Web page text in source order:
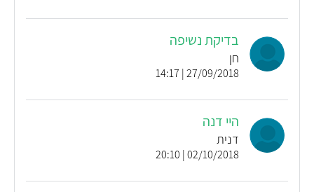
בדיקת נשיפה
חן
27/09/2018 | 14:17
היי דנה
דנית
02/10/2018 | 20:10